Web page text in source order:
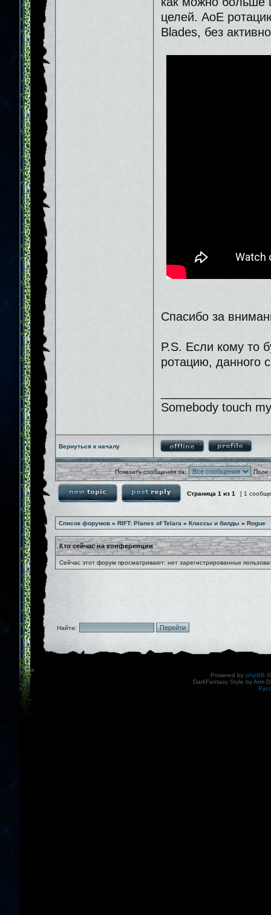
целей. АоЕ
Blades, без
Спасибо за
P.S. Если кому то
ротацию, данного
Somebody touch
Вернуться к началу
Показать сообщения за: Поле
Страница 1 из 1 [ 1
Список форумов » RIFT: Planes of Telara » Классы и билды » Rogue
Кто сейчас на конференции
Сейчас этот форум просматривают: нет зарегистрированных
Найти:
Powered by phpBB
DarkFantasy Style by Arm